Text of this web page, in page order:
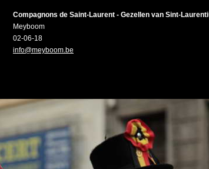
Compagnons de Saint-Laurent - Gezellen van Sint-
Meyboom
02-06-18
info@meyboom.be